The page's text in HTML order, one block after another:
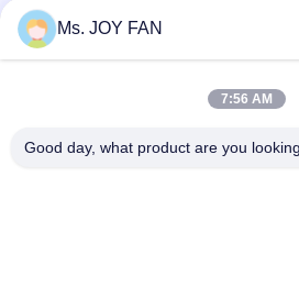
Gietijzer Hoge Capaciteit 3600m3/
Kwabventilator van Uurwortels
DN150 Roots draaizuiger blower
Ms. JOY FAN
7:56 AM
Good day, what product are you